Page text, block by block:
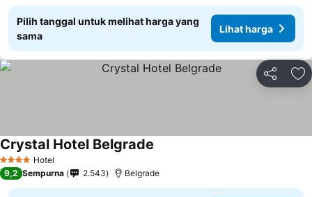
Pilih tanggal untuk melihat harga yang
sama
Lihat harga
Bagikan
4 BintangHotel
Crystal Hotel Belgrade
9,2 Sempurna 2.543 Belgrade